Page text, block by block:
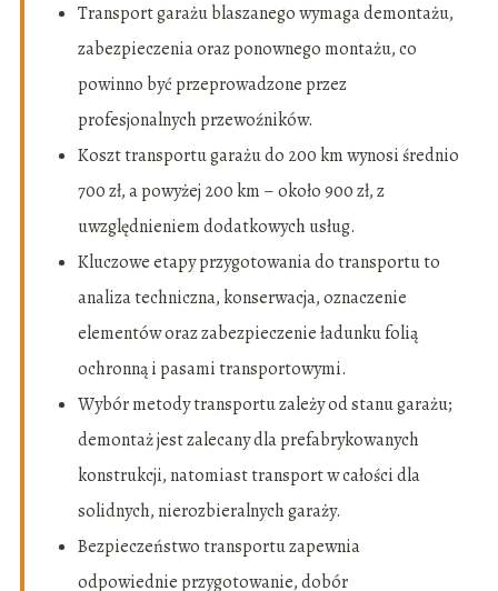
Transport garażu blaszanego wymaga demontażu,
zabezpieczenia oraz ponownego montażu, co
powinno być przeprowadzone przez
profesjonalnych przewoźników.
Koszt transportu garażu do 200 km wynosi średnio
700 zł, a powyżej 200 km – około 900 zł, z
uwzględnieniem dodatkowych usług.
Kluczowe etapy przygotowania do transportu to
analiza techniczna, konserwacja, oznaczenie
elementów oraz zabezpieczenie ładunku folią
ochronną i pasami transportowymi.
Wybór metody transportu zależy od stanu garażu;
demontaż jest zalecany dla prefabrykowanych
konstrukcji, natomiast transport w całości dla
solidnych, nierozbieralnych garaży.
Bezpieczeństwo transportu zapewnia
odpowiednie przygotowanie, dobór